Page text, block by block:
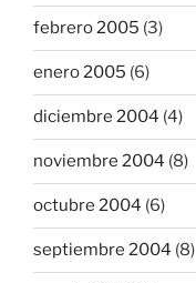
febrero 2005 (3)
enero 2005 (6)
diciembre 2004 (4)
noviembre 2004 (8)
octubre 2004 (6)
septiembre 2004 (8)